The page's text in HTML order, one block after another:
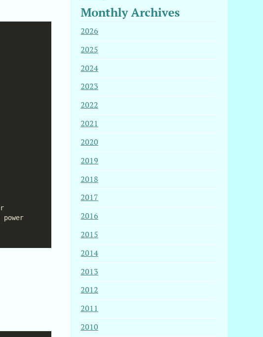
Monthly Archives
2026
2025
2024
2023
2022
2021
2020
2019
2018
2017
2016
2015
2014
2013
2012
2011
2010